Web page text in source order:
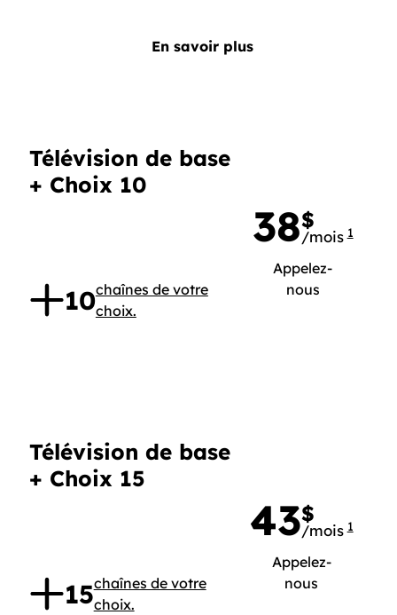
En savoir plus
Télévision de base
+ Choix 10
10chaînes de votre
choix.
38
38$
/mois 1
Appelez-
nous
Télévision de base
+ Choix 15
15chaînes de votre
choix.
43
43$
/mois 1
Appelez-
nous